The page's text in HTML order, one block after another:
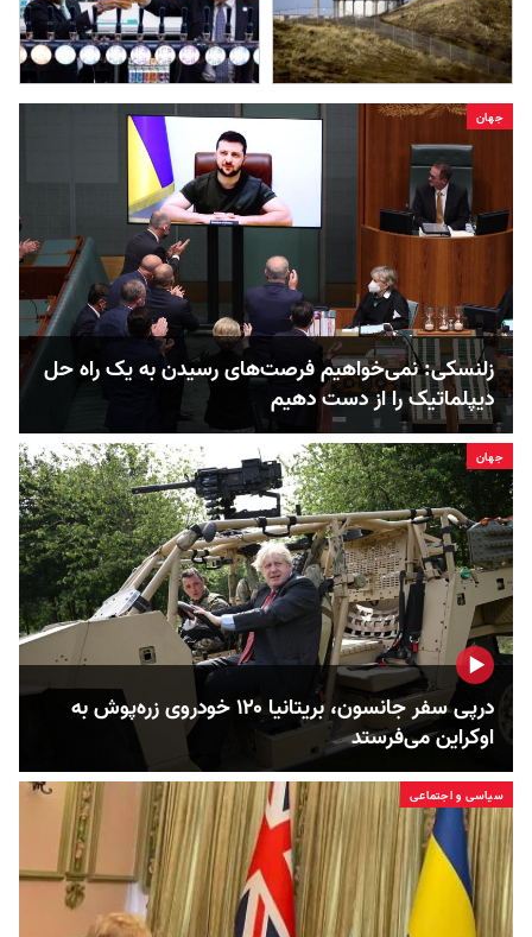
جهان
زلنسکی: نمی‌خواهیم فرصت­‌های رسیدن به یک راه­ حل
دیپلماتیک را از دست دهیم
جهان
درپی سفر جانسون، بریتانیا ۱۲۰ خودروی زره‌پوش به
اوکراین می‌فرستد
سیاسی و اجتماعی